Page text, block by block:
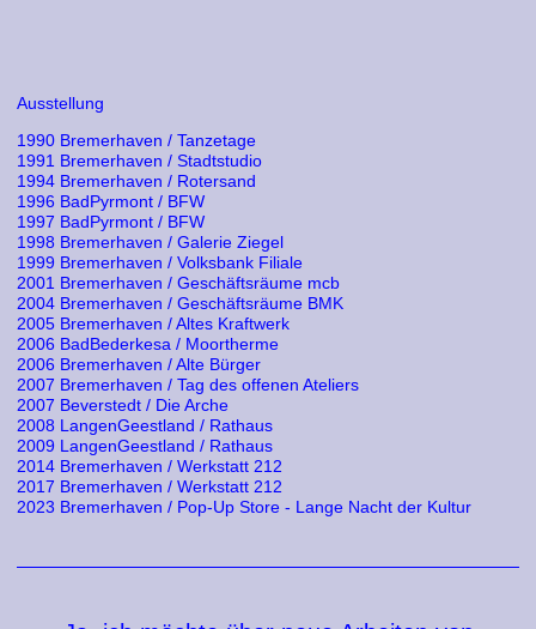
Ausstellung
1990 Bremerhaven / Tanzetage
1991 Bremerhaven / Stadtstudio
1994 Bremerhaven / Rotersand
1996 BadPyrmont / BFW
1997 BadPyrmont / BFW
1998 Bremerhaven / Galerie Ziegel
1999 Bremerhaven / Volksbank Filiale
2001 Bremerhaven / Geschäftsräume mcb
2004 Bremerhaven / Geschäftsräume BMK
2005 Bremerhaven / Altes Kraftwerk
2006 BadBederkesa / Moortherme
2006 Bremerhaven / Alte Bürger
2007 Bremerhaven / Tag des offenen Ateliers
2007 Beverstedt / Die Arche
2008 LangenGeestland / Rathaus
2009 LangenGeestland / Rathaus
2014 Bremerhaven / Werkstatt 212
2017 Bremerhaven / Werkstatt 212
2023 Bremerhaven / Pop-Up Store - Lange Nacht der Kultur